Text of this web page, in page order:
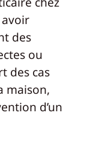
des
ou
des cas
maison,
d’un